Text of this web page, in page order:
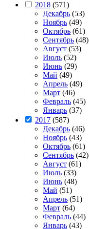
2018 (571)
Декабрь (53)
Ноябрь (49)
Октябрь (61)
Сентябрь (48)
Август (53)
Июль (52)
Июнь (29)
Май (49)
Апрель (49)
Март (46)
Февраль (45)
Январь (37)
2017 (587)
Декабрь (46)
Ноябрь (43)
Октябрь (61)
Сентябрь (42)
Август (61)
Июль (33)
Июнь (48)
Май (51)
Апрель (51)
Март (64)
Февраль (44)
Январь (43)